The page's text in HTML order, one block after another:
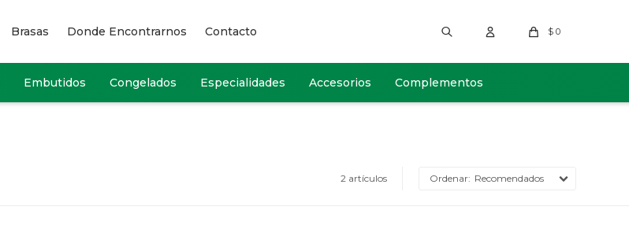
Embutidos Congelados Especialidades Accesorios Complementos
$ 0
Brasas Donde Encontrarnos Contacto
2 artículos Recomendados